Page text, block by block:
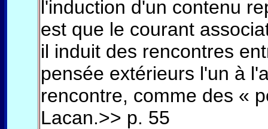
l'induction d'un contenu
est que le courant
il induit des rencontres
pensée extérieurs l'un à
rencontre, comme des «
Lacan.>> p. 55